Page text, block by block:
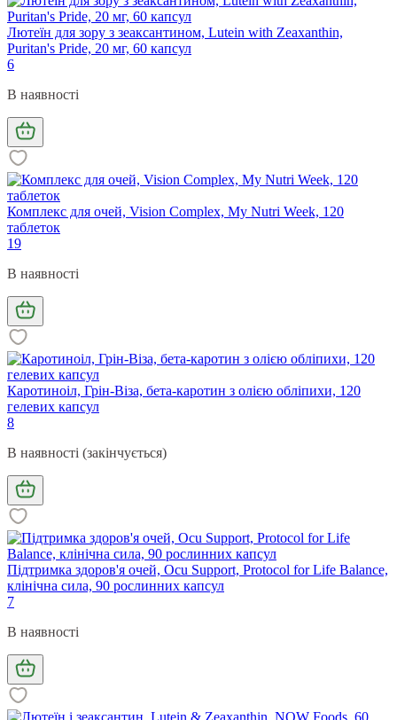
Лютеїн для зору з зеаксантином, Lutein with Zeaxanthin,
Puritan's Pride, 20 мг, 60 капсул
6
В наявності
Комплекс для очей, Vision Complex, My Nutri Week, 120
таблеток
19
В наявності
Каротиноіл, Грін-Віза, бета-каротин з олією обліпихи, 120
гелевих капсул
8
В наявності (закінчується)
Підтримка здоров'я очей, Ocu Support, Protocol for Life Balance,
клінічна сила, 90 рослинних капсул
7
В наявності